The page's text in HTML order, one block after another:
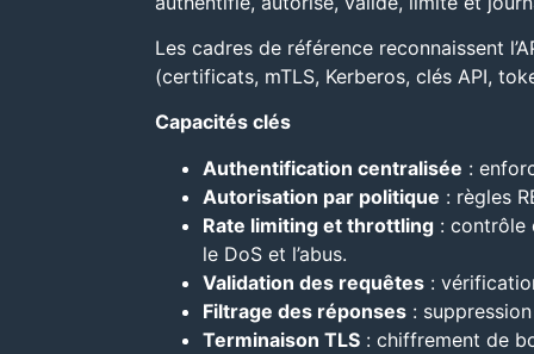
Les cadres de référence reconnaissent
(certificats, mTLS, Kerberos, clés API,
Capacités clés
Authentification centralisée :
Autorisation par politique : règles
Rate limiting et throttling : contrôle
le DoS et l’abus.
Validation des requêtes :
Filtrage des réponses :
Terminaison TLS : chiffrement de